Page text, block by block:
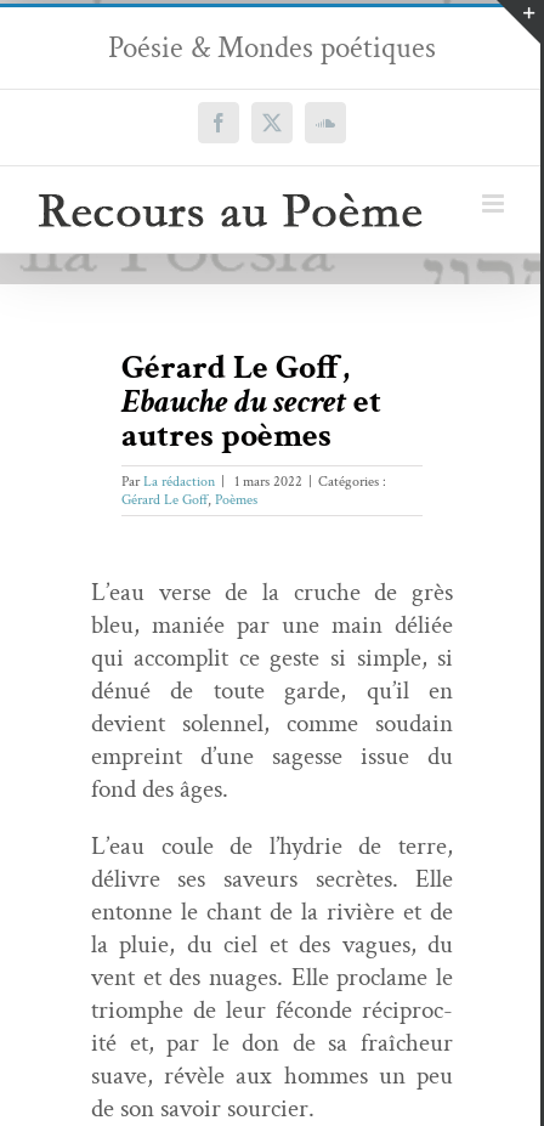
Passer
contenu
Poésie & Mondes poétiques
Facebook
X SoundCloud
Gérard Le Goff,
Ebauche du secretet
autres poèmes
ParLa rédaction 1 mars 2022
Catégories :
Gérard Le Goff, Poèmes
L’eau verse de la cruche de grès
bleu, maniée par une main déliée
qui accom­plit ce geste si sim­ple, si
dénué de toute garde, qu’il en
devient solen­nel, comme soudain
empreint d’une sagesse issue du
fond des âges.
L’eau coule de l’hydrie de terre,
délivre ses saveurs secrètes. Elle
entonne le chant de la riv­ière et de
la pluie, du ciel et des vagues, du
vent et des nuages. Elle proclame le
tri­om­phe de leur féconde réciproc­
ité et, par le don de sa fraîcheur
suave, révèle aux hommes un peu
de son savoir sourcier.